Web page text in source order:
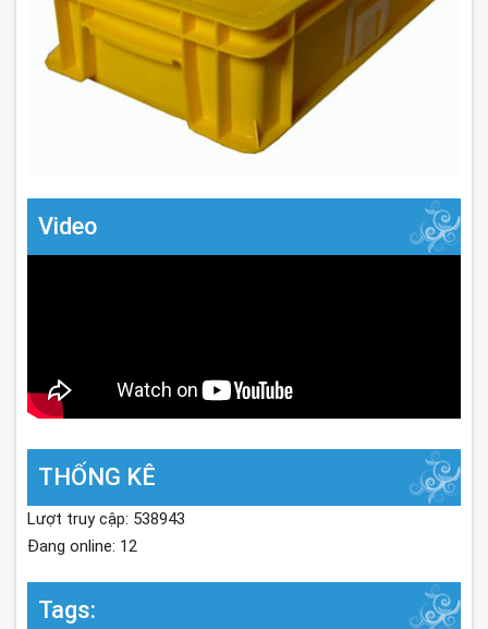
Video
THỐNG KÊ
Lượt truy cập: 538943
Đang online: 12
Tags: